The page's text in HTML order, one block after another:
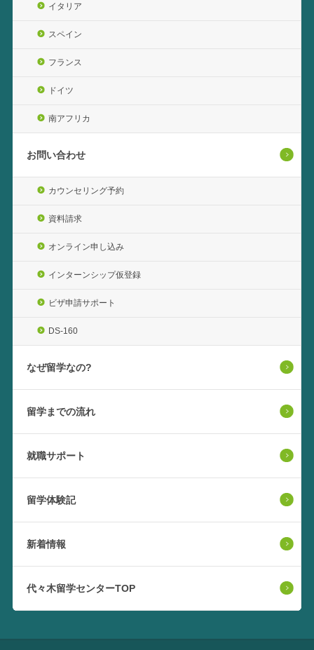
イタリア
スペイン
フランス
ドイツ
南アフリカ
お問い合わせ
カウンセリング予約
資料請求
オンライン申し込み
インターンシップ仮登録
ビザ申請サポート
DS-160
なぜ留学なの?
留学までの流れ
就職サポート
留学体験記
新着情報
代々木留学センターTOP